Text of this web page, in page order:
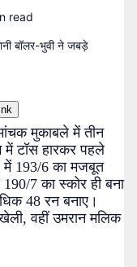
read
मुकाबले में तीन
टॉस हारकर पहले
में 193/6 का मजबूत
7 का स्कोर ही बना
48 रन बनाए।
खेली, वहीं उमरान मलिक